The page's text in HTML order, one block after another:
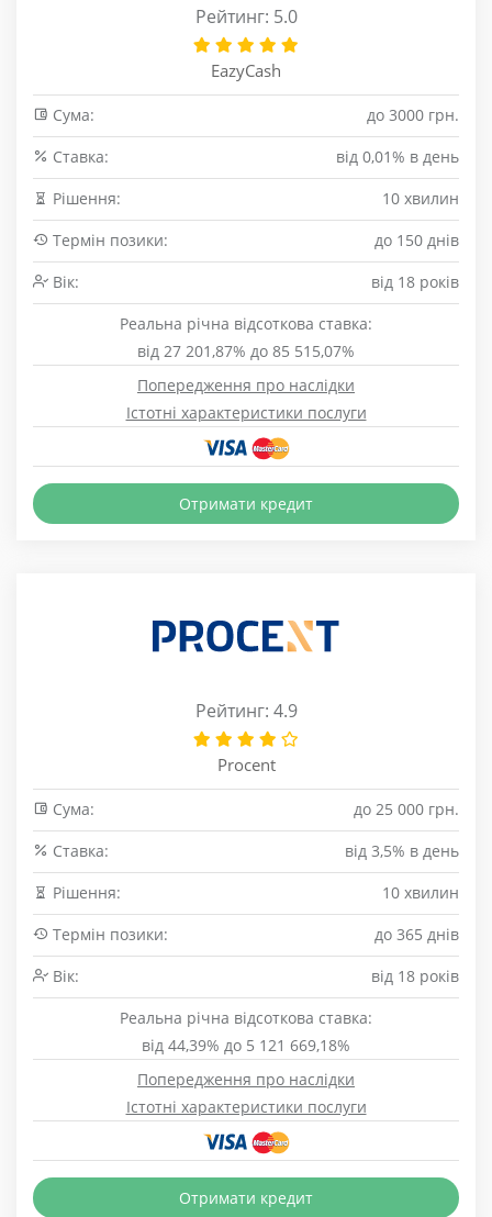
Рейтинг: 5.0
EazyCash
Сума:
до 3000 грн.
Cтавка:
від 0,01% в день
Рішення:
10 хвилин
Термін позики:
до 150 днів
Вік:
від 18 років
Реальна річна відсоткова ставка:
від 27 201,87% до 85 515,07%
Попередження про наслідки
Істотні характеристики послуги
Отримати кредит
Рейтинг: 4.9
Procent
Сума:
до 25 000 грн.
Cтавка:
від 3,5% в день
Рішення:
10 хвилин
Термін позики:
до 365 днів
Вік:
від 18 років
Реальна річна відсоткова ставка:
від 44,39% до 5 121 669,18%
Попередження про наслідки
Істотні характеристики послуги
Отримати кредит